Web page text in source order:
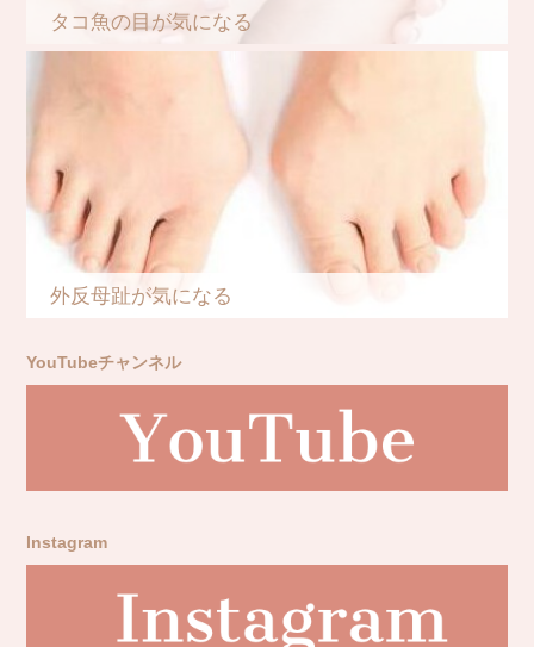
タコ魚の目が気になる
外反母趾が気になる
YouTubeチャンネル
Instagram